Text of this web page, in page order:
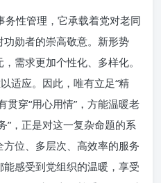
务性管理，它承载着党对老同
勋者的崇高敬意。新形势
需求更加个性化、多样化。
适应。因此，唯有立足“精
贯穿“用心用情”，方能温暖老
”，正是对这一复杂命题的系
位、多层次、高效率的服务
感受到党组织的温暖，享受